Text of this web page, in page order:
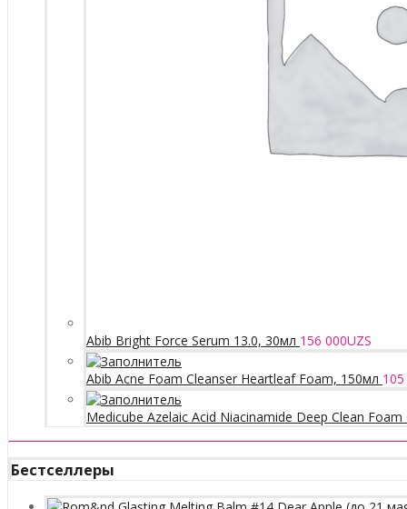
Abib Bright Force Serum 13.0, 30мл 156 000UZS
Abib Acne Foam Cleanser Heartleaf Foam, 150мл
Medicube Azelaic Acid Niacinamide Deep Clean Foam
Бестселлеры